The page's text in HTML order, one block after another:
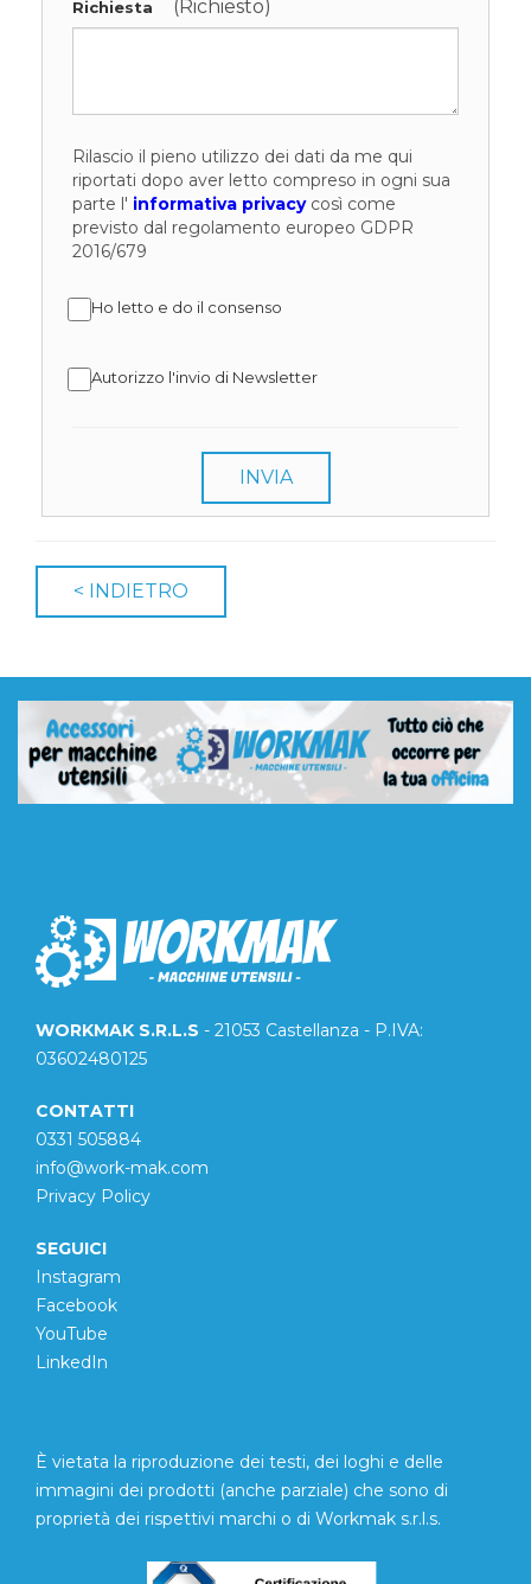
Richiesta (Richiesto)
Rilascio il pieno utilizzo dei dati da me qui
riportati dopo aver letto compreso in ogni sua
parte l' informativa privacycosì come
previsto dal regolamento europeo GDPR
2016/679
Ho letto e do il consenso
Autorizzo l'invio di Newsletter
INVIA
WORKMAK S.R.L.S - 21053 Castellanza - P.IVA:
03602480125
CONTATTI
0331 505884
info@work-mak.com
Privacy Policy
SEGUICI
Instagram
Facebook
YouTube
LinkedIn
È vietata la riproduzione dei testi, dei loghi e delle
immagini dei prodotti (anche parziale) che sono di
proprietà dei rispettivi marchi o di Workmak s.r.l.s.